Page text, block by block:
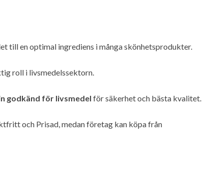
till en optimal ingrediens i många skönhetsprodukter.
roll i livsmedelssektorn.
godkänd för livsmedel för säkerhet och bästa kvalitet.
och Prisad, medan företag kan köpa från